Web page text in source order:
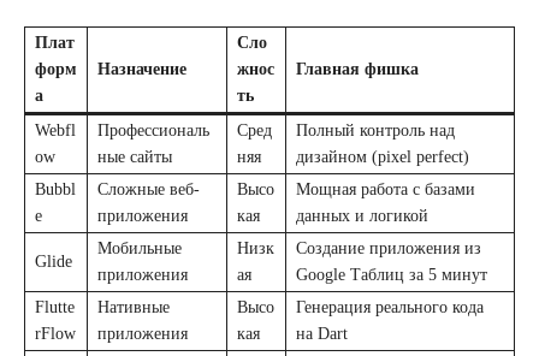
Плат
форм
а
Назначение
Сло
жнос
ть
Главная фишка
Webfl
ow
Профессиональ
ные сайты
Сред
няя
Полный контроль над
дизайном (pixel perfect)
Bubbl
e
Сложные веб-
приложения
Высо
кая
Мощная работа с базами
данных и логикой
Glide
Мобильные
приложения
Низк
ая
Создание приложения из
Google Таблиц за 5 минут
Flutte
rFlow
Нативные
приложения
Высо
кая
Генерация реального кода
на Dart